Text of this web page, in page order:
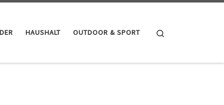
HAUSHALT OUTDOOR & SPORT